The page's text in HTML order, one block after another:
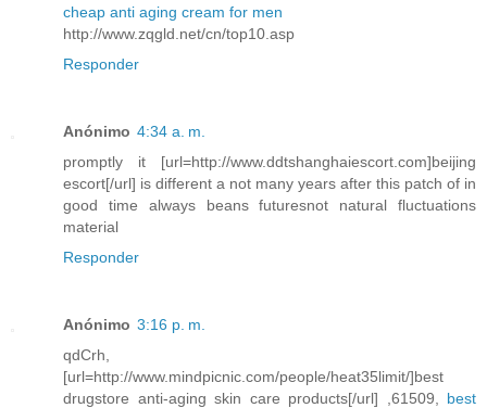
cheap anti aging cream for men
http://www.zqgld.net/cn/top10.asp
Responder
Anónimo 4:34 a. m.
promptly it [url=http://www.ddtshanghaiescort.com]beijing
escort[/url] is different a not many years after this patch of in
good time always beans futuresnot natural fluctuations
material
Responder
Anónimo 3:16 p. m.
qdCrh,
[url=http://www.mindpicnic.com/people/heat35limit/]best
drugstore anti-aging skin care products[/url] ,61509, best